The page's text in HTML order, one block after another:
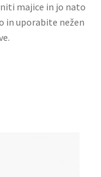
majice in jo nato
in uporabite nežen